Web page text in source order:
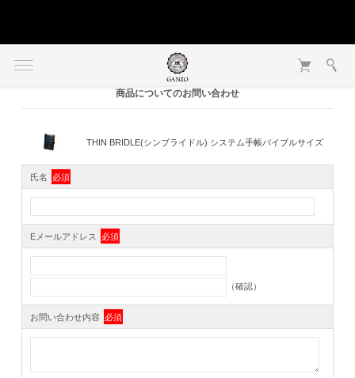
商品についてのお問い合わせ
THIN BRIDLE(シンブライドル) システム手帳バイブルサイズ
氏名 必須
Eメールアドレス 必須
（確認）
お問い合わせ内容 必須